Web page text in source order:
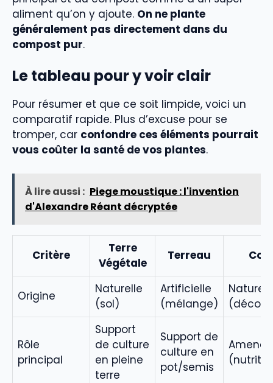
aliment qu’on y ajoute. On ne plante
généralement pas directement dans du
compost pur.
Le tableau pour y voir clair
Pour résumer et que ce soit limpide, voici un
comparatif rapide. Plus d’excuse pour se
tromper, car confondre ces éléments pourrait
vous coûter la santé de vos plantes.
À lire aussi : Piege moustique : l'invention
d'Alexandre Réant décryptée
Critère
Terre
Végétale
Terreau
Origine
Naturelle
(sol)
Artificielle
(mélange)
Rôle
principal
Support
de culture
en pleine
terre
Support de
culture en
pot/semis